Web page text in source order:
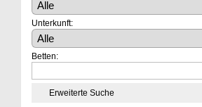
Unterkunft:
Betten:
Erweiterte Suche